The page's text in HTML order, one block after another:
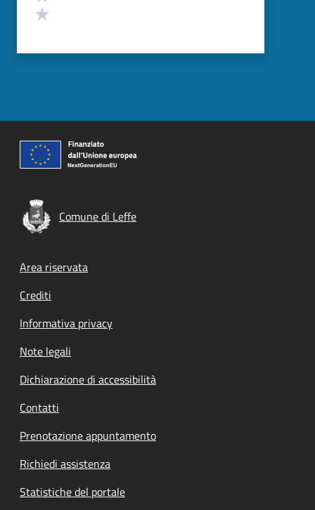
Comune di Leffe
Footer menu
Area riservata
Crediti
Informativa privacy
Note legali
Dichiarazione di accessibilità
Contatti
Prenotazione appuntamento
Richiedi assistenza
Statistiche del portale